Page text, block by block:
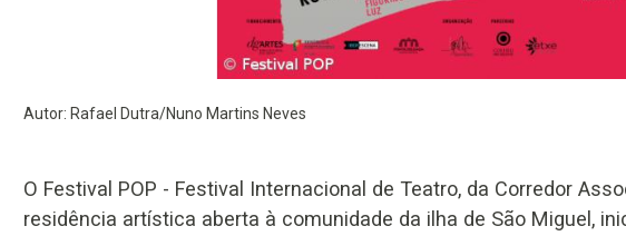
Autor: Rafael Dutra/Nuno Martins Neves
O Festival POP - Festival Internacional de Teatro, da Corredor
residência artística aberta à comunidade da ilha de São Miguel,